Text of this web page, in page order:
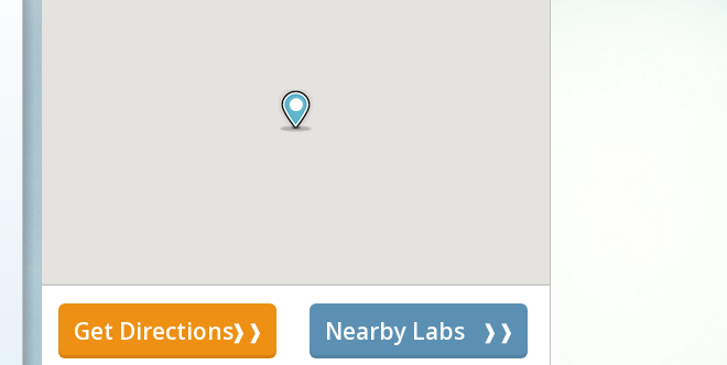
Get Directions Nearby Labs